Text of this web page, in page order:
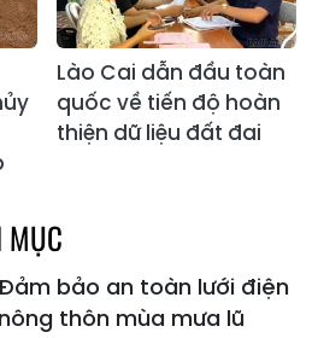
Lào Cai dẫn đầu toàn
quốc về tiến độ hoàn
thiện dữ liệu đất đai
MỤC
Đảm bảo an toàn lưới điện
nông thôn mùa mưa lũ